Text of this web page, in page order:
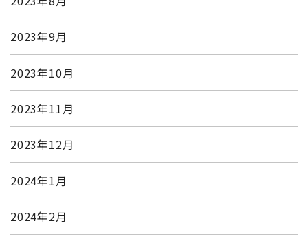
2023年9月
2023年10月
2023年11月
2023年12月
2024年1月
2024年2月